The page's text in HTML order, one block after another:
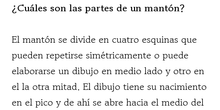
¿Cuáles son las partes de un mantón?
El mantón se divide en cuatro esquinas que
pueden repetirse simétricamente o puede
elaborarse un dibujo en medio lado y otro en
el la otra mitad. El dibujo tiene su nacimiento
en el pico y de ahí se abre hacia el medio del